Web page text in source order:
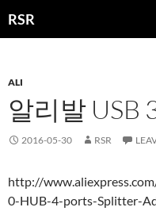
toRSR
ALI
알리발 USB
2016-05-30 RSR
http://
0-HUB-4-ports-Splitter-